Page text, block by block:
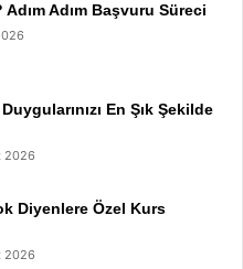
Adım Adım Başvuru Süreci
En Şık Şekilde
2026
Diyenlere Özel Kurs
2026